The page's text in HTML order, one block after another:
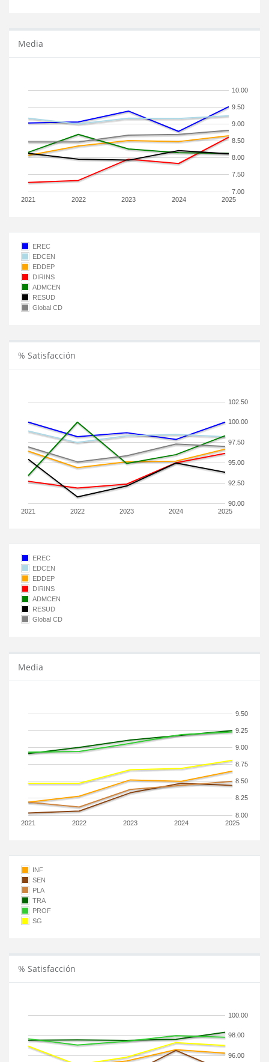
Media
2021 2022 2023 2024 2025
7.00
7.50
8.00
8.50
9.00
9.50
10.00
EREC
EDCEN
EDDEP
DIRINS
ADMCEN
RESUD
Global CD
% Satisfacción
2021 2022 2023 2024 2025
90.00
92.50
95.00
97.50
100.00
102.50
EREC
EDCEN
EDDEP
DIRINS
ADMCEN
RESUD
Global CD
Media
2021 2022 2023 2024 2025
8.00
8.25
8.50
8.75
9.00
9.25
9.50
INF
SEN
PLA
TRA
PROF
SG
% Satisfacción
96.00
98.00
100.00